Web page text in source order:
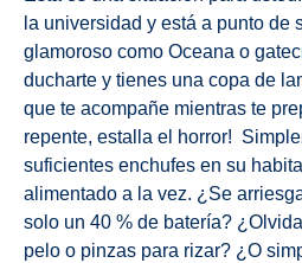
la universidad y está a punto de
glamoroso como Oceana o
ducharte y tienes una copa de
que te acompañe mientras te
repente, estalla el horror!
suficientes enchufes en su
alimentado a la vez. ¿Se
solo un 40 % de batería?
pelo o pinzas para rizar? ¿O